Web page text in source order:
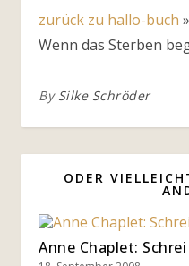
zurück zu hallo-buch »
Wenn das Sterben
By Silke Schröder
ODER
Anne Chaplet: